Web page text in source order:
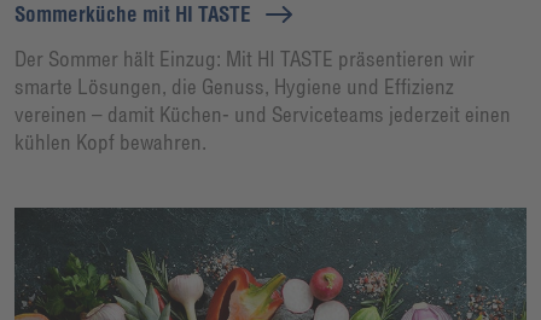
Sommerküche mit HI TASTE
Der Sommer hält Einzug: Mit HI TASTE präsentieren wir
smarte Lösungen, die Genuss, Hygiene und Effizienz
vereinen – damit Küchen- und Serviceteams jederzeit einen
kühlen Kopf bewahren.